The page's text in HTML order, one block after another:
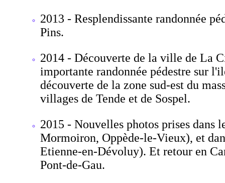
2013 - Resplendissante randonnée
Pins.
2014 - Découverte de la ville de La
importante randonnée pédestre sur
découverte de la zone sud-est du
villages de Tende et de Sospel.
2015 - Nouvelles photos prises dans
Mormoiron, Oppède-le-Vieux), et
Etienne-en-Dévoluy). Et retour en
Pont-de-Gau.